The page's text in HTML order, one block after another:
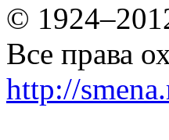
©
Все права
http://